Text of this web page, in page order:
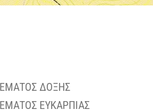
ΔΟΞΗΣ
ΕΥΚΑΡΠΙΑΣ